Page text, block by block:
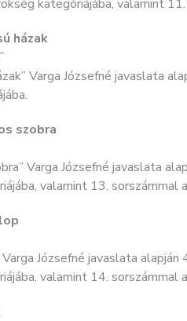
kategóriájába, valamint
házak
Varga Józsefné javaslata
szobra
Varga Józsefné javaslata
valamint 13.
Józsefné javaslata
valamint 14.